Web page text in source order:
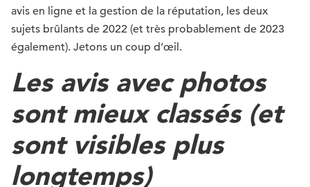
avis en ligne et la gestion de la réputation, les deux
sujets brûlants de 2022 (et très probablement de 2023
également). Jetons un coup d’œil.
Les avis avec photos
sont mieux classés (et
sont visibles plus
longtemps)